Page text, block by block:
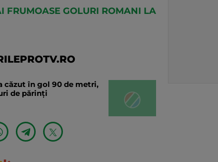
FRUMOASE GOLURI ROMANI LA
căzut în gol 90 de metri,
de părinți